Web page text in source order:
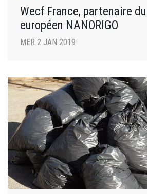
Wecf France, partenaire
européen NANORIGO
MER 2 JAN 2019